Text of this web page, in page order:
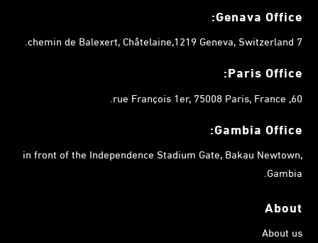
Genava Office:
7 chemin de Balexert, Châtelaine,1219 Geneva, Switzerland.
Paris Office:
60, rue François 1er, 75008 Paris, France.
Gambia Office:
in front of the Independence Stadium Gate, Bakau Newtown,
Gambia.
About
About us